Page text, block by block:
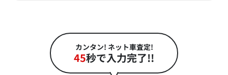
カンタン! ネット車査定!
45秒で入力完了!!